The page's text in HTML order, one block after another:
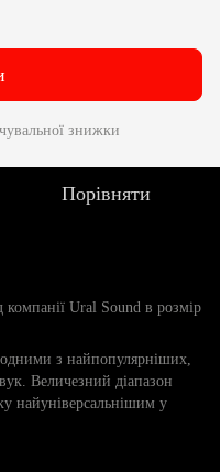
знижки
Порівняти
Ural Sound в розмір
з найпопулярніших,
Величезний діапазон
найуніверсальнішим у